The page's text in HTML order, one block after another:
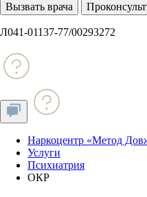
Вызвать врача
Л041-01137-77/00293272
Наркоцентр «Метод
Услуги
Психиатрия
ОКР